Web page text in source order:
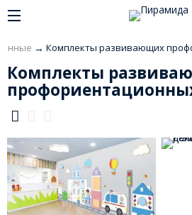
→ Комплекты развивающих
Комплекты